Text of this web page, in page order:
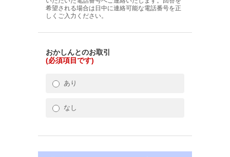
希望される場合は日中に連絡可能な電話番号を正
しくご入力ください。
おかしんとのお取引
(必須項目です)
あり
なし